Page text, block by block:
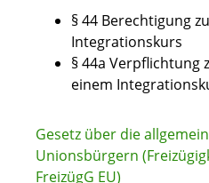
§ 44 Berechtigung
Integrationskurs
§ 44a Verpflichtung
einem
Gesetz über die
Unionsbürgern
FreizügG EU)